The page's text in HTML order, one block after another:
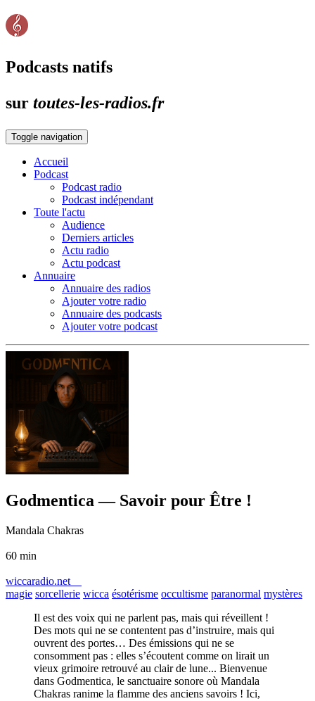
Podcasts natifs
sur toutes-les-radios.fr
Toggle navigation
Accueil
Podcast
Podcast radio
Podcast indépendant
Toute l'actu
Audience
Derniers articles
Actu radio
Actu podcast
Annuaire
Annuaire des radios
Ajouter votre radio
Annuaire des podcasts
Ajouter votre podcast
Godmentica — Savoir pour Être !
Mandala Chakras
60 min
wiccaradio.net
magie sorcellerie wicca ésotérisme occultisme paranormal mystères
Il est des voix qui ne parlent pas, mais qui réveillent !
Des mots qui ne se contentent pas d’instruire, mais qui
ouvrent des portes… Des émissions qui ne se
consomment pas : elles s’écoutent comme on lirait un
vieux grimoire retrouvé au clair de lune... Bienvenue
dans Godmentica, le sanctuaire sonore où Mandala
Chakras ranime la flamme des anciens savoirs ! Ici,